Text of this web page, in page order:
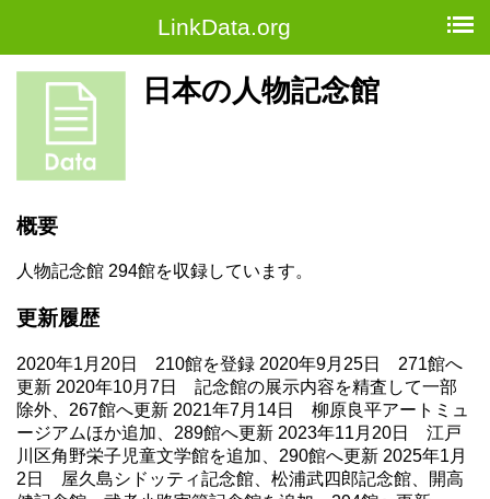
LinkData.org
日本の人物記念館
概要
人物記念館 294館を収録しています。
更新履歴
2020年1月20日 210館を登録 2020年9月25日 271館へ
更新 2020年10月7日 記念館の展示内容を精査して一部
除外、267館へ更新 2021年7月14日 柳原良平アートミュ
ージアムほか追加、289館へ更新 2023年11月20日 江戸
川区角野栄子児童文学館を追加、290館へ更新 2025年1月
2日 屋久島シドッティ記念館、松浦武四郎記念館、開高